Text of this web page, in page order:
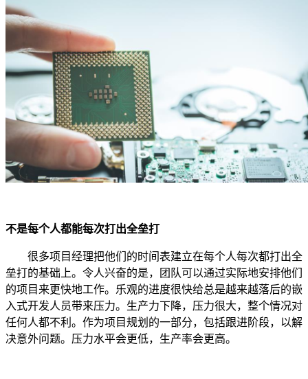
不是每个人都能每次打出全垒打
很多项目经理把他们的时间表建立在每个人每次都打出全
垒打的基础上。令人兴奋的是，团队可以通过实际地安排他们
的项目来更快地工作。乐观的进度很快给总是越来越落后的嵌
入式开发人员带来压力。生产力下降，压力很大，整个情况对
任何人都不利。作为项目规划的一部分，包括跟进阶段，以解
决意外问题。压力水平会更低，生产率会更高。